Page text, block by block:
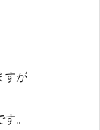
すが
。